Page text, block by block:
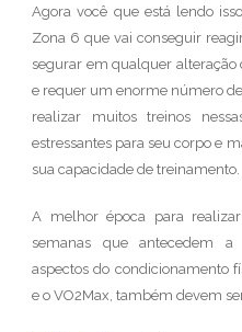
Agora você que está lendo
Zona 6 que vai conseguir
segurar em qualquer
e requer um enorme número
realizar muitos treinos
estressantes para seu corpo e
sua capacidade de treinamento.
A melhor época para
semanas que antecedem
aspectos do condicionamento
e o VO2Max, também devem